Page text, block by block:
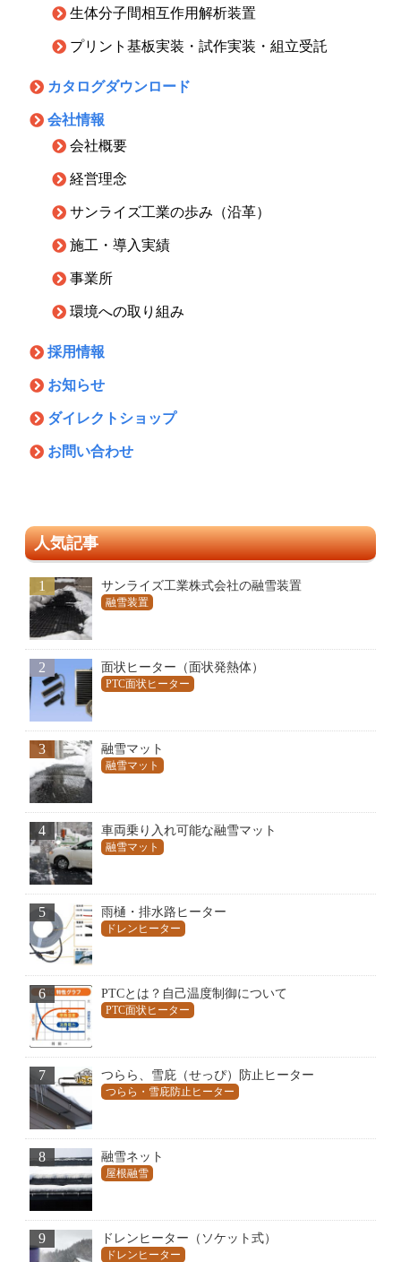
生体分子間相互作用解析装置
プリント基板実装・試作実装・組立受託
カタログダウンロード
会社情報
会社概要
経営理念
サンライズ工業の歩み（沿革）
施工・導入実績
事業所
環境への取り組み
採用情報
お知らせ
ダイレクトショップ
お問い合わせ
人気記事
1 サンライズ工業株式会社の融雪装置
融雪装置
2 面状ヒーター（面状発熱体）
PTC面状ヒーター
3 融雪マット
融雪マット
4 車両乗り入れ可能な融雪マット
融雪マット
5 雨樋・排水路ヒーター
ドレンヒーター
6 PTCとは？自己温度制御について
PTC面状ヒーター
7 つらら、雪庇（せっぴ）防止ヒーター
つらら・雪庇防止ヒーター
8 融雪ネット
屋根融雪
9 ドレンヒーター（ソケット式）
ドレンヒーター